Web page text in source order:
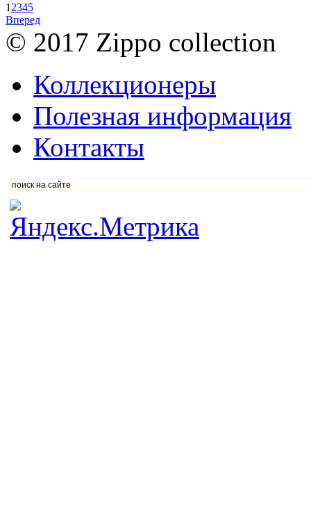
1 2345
Вперед
© 2017 Zippo collection
Коллекционеры
Полезная информация
Контакты